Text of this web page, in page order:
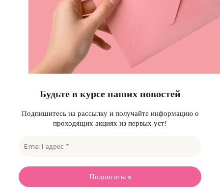
Будьте в курсе наших новостей
Подпишитесь на рассылку и получайте информацию о
проходящих акциях из первых уст!